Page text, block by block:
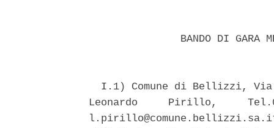
BANDO DI GARA
I.1) Comune di Bellizzi,
Leonardo     Pirillo,